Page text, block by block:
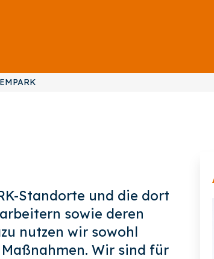
Standorte und die dort
sowie deren
nutzen wir sowohl
Wir sind für